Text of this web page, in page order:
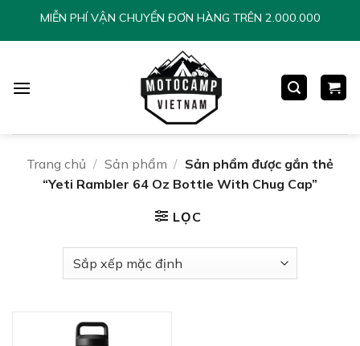
ChuyểnMIỄN PHÍ VẬN CHUYỂN ĐƠN HÀNG TRÊN 2.000.000
Trang chủ / Sản phẩm / Sản phẩm được gắn thẻ
“Yeti Rambler 64 Oz Bottle With Chug Cap”
LỌC